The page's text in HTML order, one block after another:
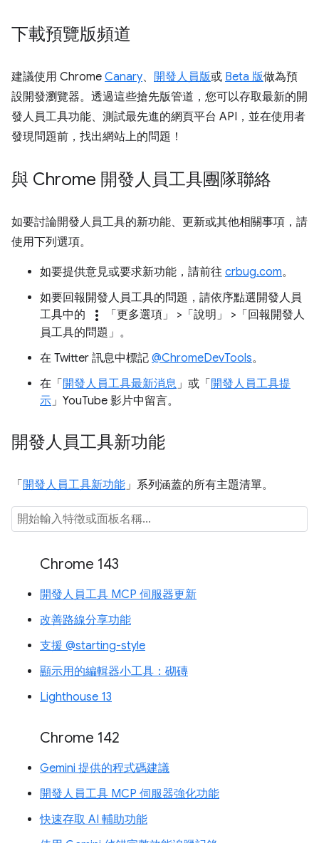
下載預覽版頻道
建議使用 Chrome Canary、 開發人員版或 Beta 版做為預
設開發瀏覽器。透過這些搶先版管道，您可以存取最新的開
發人員工具功能、測試最先進的網頁平台 API，並在使用者
發現問題前，找出網站上的問題！
與 Chrome 開發人員工具團隊聯絡
如要討論開發人員工具的新功能、更新或其他相關事項，請
使用下列選項。
如要提供意見或要求新功能，請前往 crbug.com。
如要回報開發人員工具的問題，請依序點選開發人員
工具中的
more_vert 「更多選項」 >「說明」
>「回報開發人
員工具的問題」 。
在 Twitter 訊息中標記 @ChromeDevTools。
在「 開發人員工具最新消息」或「 開發人員工具提
示」YouTube 影片中留言。
開發人員工具新功能
「 開發人員工具新功能」系列涵蓋的所有主題清單。
Chrome 143
開發人員工具 MCP 伺服器更新
改善路線分享功能
支援 @starting-style
顯示用的編輯器小工具：砌磚
Lighthouse 13
Chrome 142
Gemini 提供的程式碼建議
開發人員工具 MCP 伺服器強化功能
快速存取 AI 輔助功能